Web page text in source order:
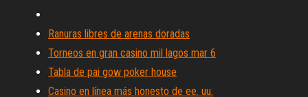
Ranuras libres de arenas doradas
Torneos en gran casino mil lagos mar 6
Tabla de pai gow poker house
Casino en línea más honesto de ee. uu.